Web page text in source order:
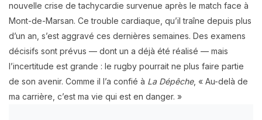
nouvelle crise de tachycardie survenue après le match face à
Mont-de-Marsan. Ce trouble cardiaque, qu’il traîne depuis plus
d’un an, s’est aggravé ces dernières semaines. Des examens
décisifs sont prévus — dont un a déjà été réalisé — mais
l’incertitude est grande : le rugby pourrait ne plus faire partie
de son avenir. Comme il l’a confié à La Dépêche, « Au-delà de
ma carrière, c’est ma vie qui est en danger. »